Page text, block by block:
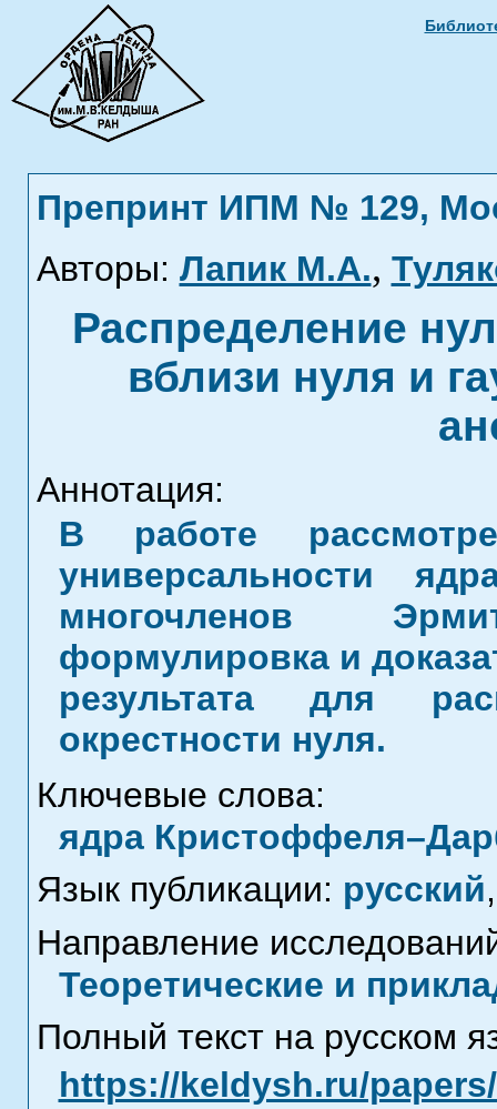
Препринт ИПМ № 129,
Авторы: Лапик М.А.,
Распределение
вблизи нуля и
Аннотация:
В работе
универсальности
многочленов
формулировка и
результата для
окрестности нуля.
Ключевые слова:
ядра
Язык публикации: русский,
Направление
Теоретические и
Полный текст на русском
https://keldysh.ru/